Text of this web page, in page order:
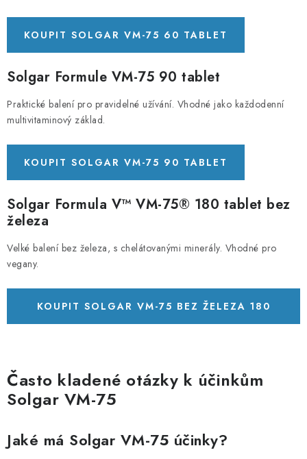
KOUPIT SOLGAR VM-75 60 TABLET
Solgar Formule VM-75 90 tablet
Praktické balení pro pravidelné užívání. Vhodné jako každodenní
multivitaminový základ.
KOUPIT SOLGAR VM-75 90 TABLET
Solgar Formula V™ VM-75® 180 tablet bez
železa
Velké balení bez železa, s chelátovanými minerály. Vhodné pro
vegany.
KOUPIT SOLGAR VM-75 BEZ ŽELEZA 180
Často kladené otázky k účinkům
Solgar VM-75
Jaké má Solgar VM-75 účinky?